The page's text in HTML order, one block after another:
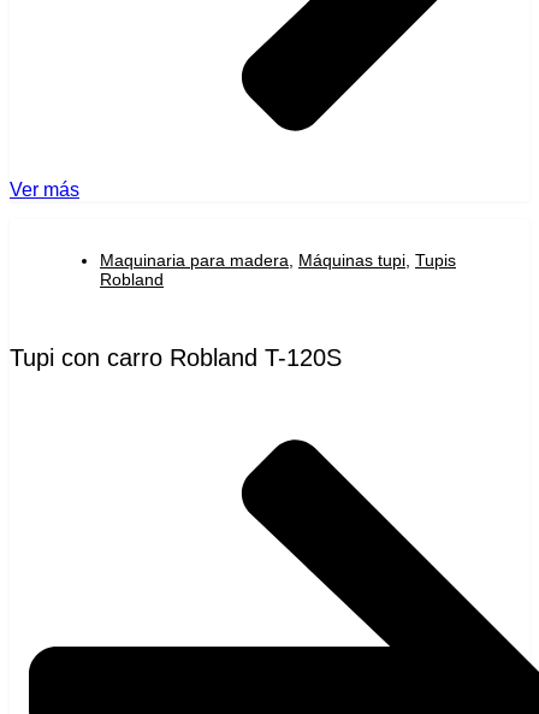
Ver más
Maquinaria para madera Máquinas tupi Tupis
Robland
Tupi con carro Robland T-120S